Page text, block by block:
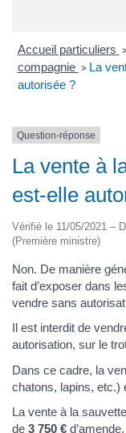
Accueil particuliers
compagnie > La
autorisée ?
Question-réponse
La vente à
est-elle
Vérifié le 11/05/2021 –
(Première ministre)
Non. De manière
fait d’exposer dans
vendre sans
Il est interdit de
autorisation, sur le
Dans ce cadre, la
chatons, lapins, etc.)
La vente à la
de 3 750 €